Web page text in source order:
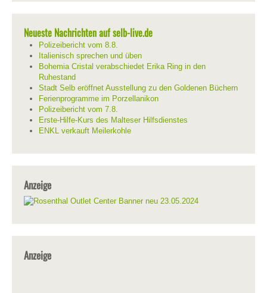
Neueste Nachrichten auf selb-live.de
Polizeibericht vom 8.8.
Italienisch sprechen und üben
Bohemia Cristal verabschiedet Erika Ring in den
Ruhestand
Stadt Selb eröffnet Ausstellung zu den Goldenen Büchern
Ferienprogramme im Porzellanikon
Polizeibericht vom 7.8.
Erste-Hilfe-Kurs des Malteser Hilfsdienstes
ENKL verkauft Meilerkohle
Anzeige
Anzeige